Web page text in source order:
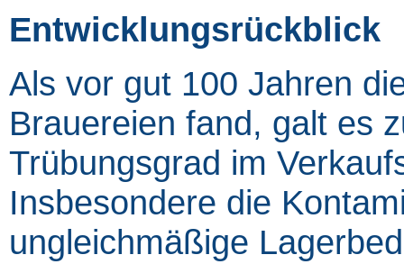
Entwicklungsrückblick
Als vor gut 100 Jahren
Brauereien fand, galt es
Trübungsgrad im
Insbesondere die
ungleichmäßige